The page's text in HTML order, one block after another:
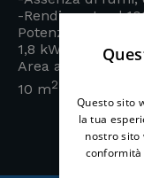
-Rendimento al
Potenza:
1,8 kW
Area
10 m2
Questo sito
la tua
nostro sito
conformità